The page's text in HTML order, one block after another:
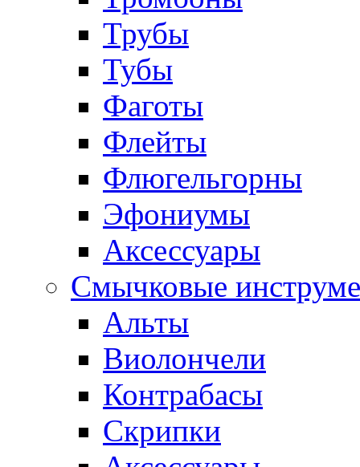
Трубы
Тубы
Фаготы
Флейты
Флюгельгорны
Эфониумы
Аксессуары
Смычковые
Альты
Виолончели
Контрабасы
Скрипки